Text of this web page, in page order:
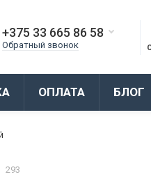
+375 33 665 86 58
Обратный звонок
ОПЛАТА БЛОГ
293